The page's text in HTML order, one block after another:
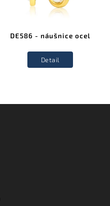
DE586 - náušnice ocel
Detail